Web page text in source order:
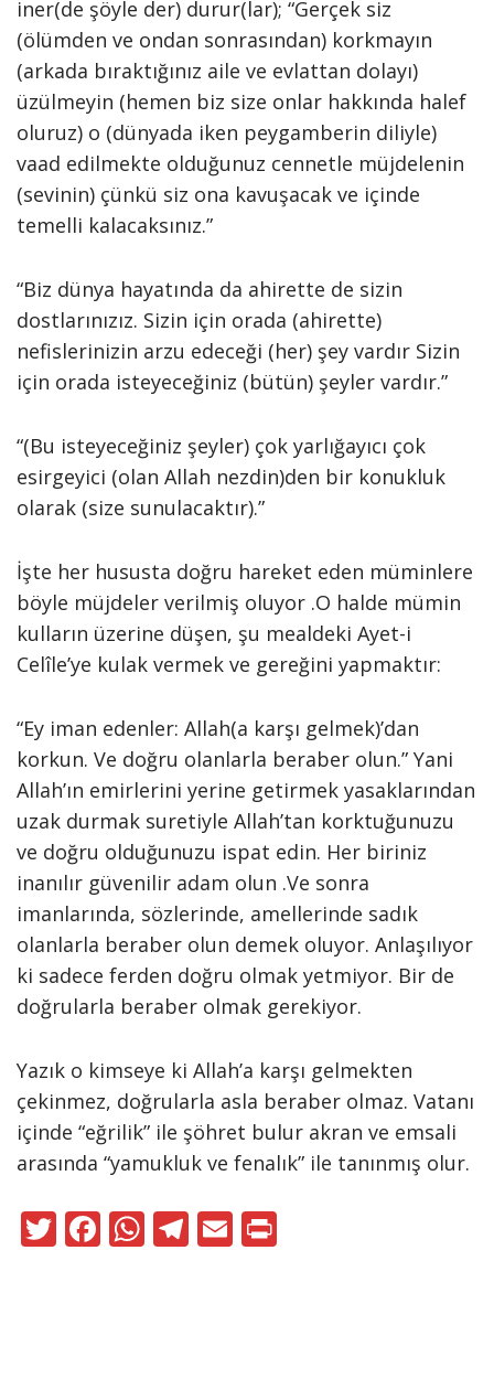
iner(de şöyle der) durur(lar); “Gerçek siz
(ölümden ve ondan sonrasından) korkmayın
(arkada bıraktığınız aile ve evlat­tan dolayı)
üzülmeyin (hemen biz size onlar hakkında halef
oluruz) o (dünyada iken peygamberin diliyle)
vaad edilmekte olduğunuz cennetle müjdelenin
(sevinin) çünkü siz ona kavuşacak ve içinde
temelli kalacak­sınız.”
“Biz dünya hayatında da ahirette de sizin
dostlarınızız. Sizin için orada (ahirette)
nefislerinizin arzu edeceği (her) şey vardır Sizin
için orada isteyeceğiniz (bütün) şeyler vardır.”
“(Bu isteyeceğiniz şeyler) çok yarlığayıcı çok
esirgeyici (olan Al­lah nezdin)den bir konukluk
olarak (size sunulacaktır).”
İşte her hususta doğru hareket eden müminlere
böyle müjdeler verilmiş oluyor .O halde mümin
kulların üzerine düşen, şu mealde­ki Ayet-i
Celîle’ye kulak vermek ve gereğini yapmaktır:
“Ey iman edenler: Allah(a karşı gelmek)’dan
korkun. Ve doğ­ru olanlarla beraber olun.” Yani
Allah’ın emirlerini yerine getirmek yasaklarından
uzak durmak suretiy­le Allah’tan korktuğunuzu
ve doğru olduğunuzu ispat edin. Her biriniz
inanılır güvenilir adam olun .Ve son­ra
imanlarında, sözlerinde, amelle­rinde sadık
olanlarla beraber olun demek oluyor. Anlaşılıyor
ki sadece ferden doğru olmak yetmiyor. Bir de
doğrularla beraber olmak gere­kiyor.
Yazık o kimseye ki Allah’a kar­şı gelmekten
çekinmez, doğrularla asla beraber olmaz. Vatanı
içinde “eğrilik” ile şöhret bulur akran ve emsali
arasında “yamukluk ve fena­lık” ile tanınmış olur.
T F W T E